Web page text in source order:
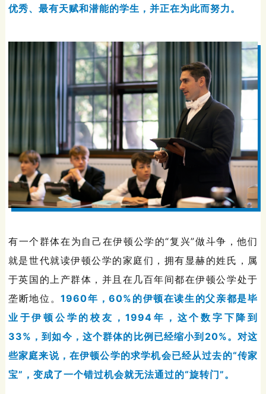
优秀、最有天赋和潜能的学生，并正在为此而努力。
有一个群体在为自己在伊顿公学的“复兴”做斗争，他们
就是世代就读伊顿公学的家庭们，拥有显赫的姓氏，属
于英国的上产群体，并且在几百年间都在伊顿公学处于
垄断地位。1960年，60%的伊顿在读生的父亲都是毕
业于伊顿公学的校友，1994年，这个数字下降到
33%，到如今，这个群体的比例已经缩小到20%。 对这
些家庭来说，在伊顿公学的求学机会已经从过去的“传家
宝”，变成了一个错过机会就无法通过的“旋转门”。